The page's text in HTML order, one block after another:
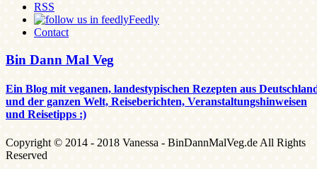
RSS
Feedly
Contact
Bin Dann Mal Veg
Ein Blog mit veganen, landestypischen Rezepten aus
und der ganzen Welt, Reiseberichten, Veranstaltungshinweisen
und Reisetipps :)
Copyright © 2014 - 2018 Vanessa - BinDannMalVeg.de All Rights
Reserved